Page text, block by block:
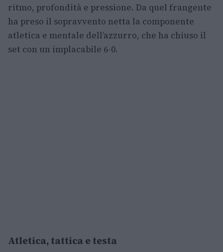
ritmo, profondità e pressione. Da quel frangente
ha preso il sopravvento netta la componente
atletica e mentale dell’azzurro, che ha chiuso il
set con un implacabile 6-0.
Atletica, tattica e testa